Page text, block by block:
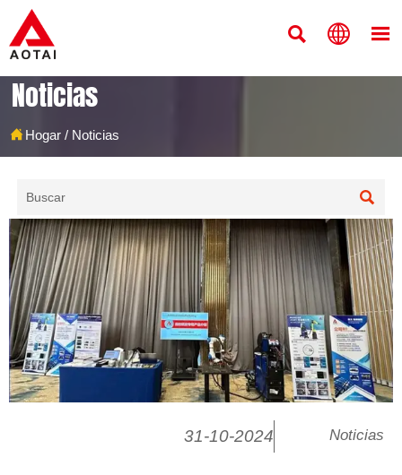
  
Noticias
Hogar / Noticias

31-10-2024 Noticias